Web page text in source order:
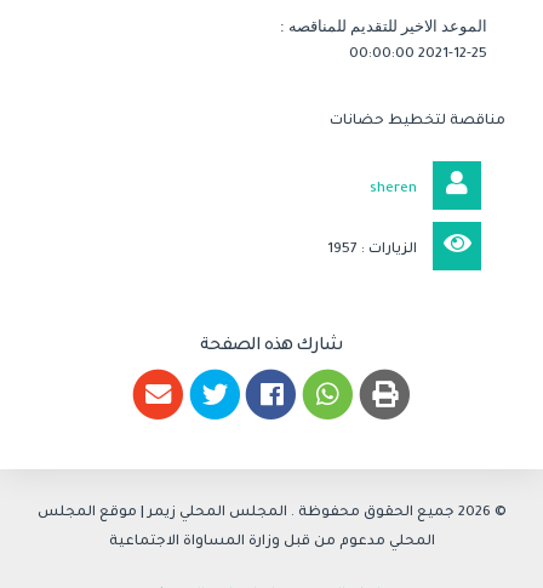
الموعد الاخير للتقديم للمناقصه :
2021-12-25 00:00:00
مناقصة لتخطيط حضانات
sheren
الزيارات : 1957
شارك هذه الصفحة
© 2026 جميع الحقوق محفوظة . المجلس المحلي زيمر| موقع المجلس
المحلي مدعوم من قبل وزارة المساواة الاجتماعية